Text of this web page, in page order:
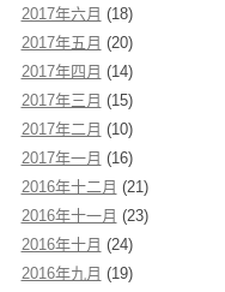
2017年六月 (18)
2017年五月 (20)
2017年四月 (14)
2017年三月 (15)
2017年二月 (10)
2017年一月 (16)
2016年十二月 (21)
2016年十一月 (23)
2016年十月 (24)
2016年九月 (19)